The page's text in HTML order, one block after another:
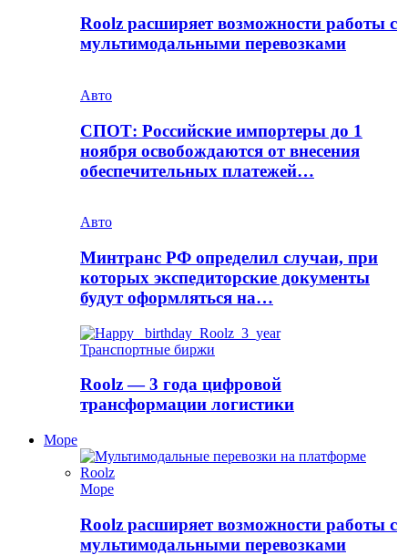
Roolz расширяет возможности работы с
мультимодальными перевозками
Авто
СПОТ: Российские импортеры до 1
ноября освобождаются от внесения
обеспечительных платежей…
Авто
Минтранс РФ определил случаи, при
которых экспедиторские документы
будут оформляться на…
Транспортные биржи
Roolz — 3 года цифровой
трансформации логистики
Море
Море
Roolz расширяет возможности работы с
мультимодальными перевозками